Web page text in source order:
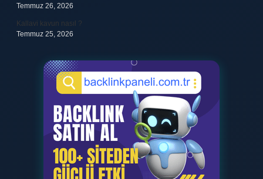
Temmuz 26, 2026
Kallavi kavun nasıl ?
Temmuz 25, 2026